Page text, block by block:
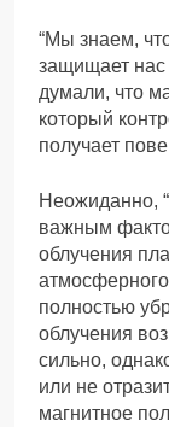
“Мы знаем,
защищает нас
думали, что
который
получает
Неожиданно,
важным
облучения
полностью
облучения
сильно,
или не
магнитное